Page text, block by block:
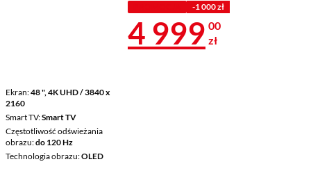
Ekran 48 ", 4K UHD / 3840 x
2160
Smart TV Smart TV
Częstotliwość odświeżania
obrazu do 120 Hz
Technologia obrazu OLED
-1 000 zł
Cena 4 999 zł
4 999 00
zł